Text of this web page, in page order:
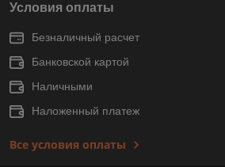
Условия оплаты
Безналичный расчет
Банковской картой
Наличными
Наложенный платеж
Все условия оплаты